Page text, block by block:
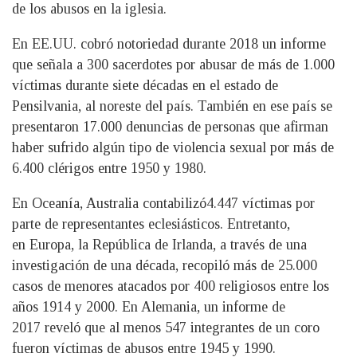
de los abusos en la iglesia.
En EE.UU. cobró notoriedad durante 2018 un informe
que señala a 300 sacerdotes por abusar de más de 1.000
víctimas durante siete décadas en el estado de
Pensilvania, al noreste del país. También en ese país se
presentaron 17.000 denuncias de personas que afirman
haber sufrido algún tipo de violencia sexual por más de
6.400 clérigos entre 1950 y 1980.
En Oceanía, Australia contabilizó4.447 víctimas por
parte de representantes eclesiásticos. Entretanto,
en Europa, la República de Irlanda, a través de una
investigación de una década, recopiló más de 25.000
casos de menores atacados por 400 religiosos entre los
años 1914 y 2000. En Alemania, un informe de
2017 reveló que al menos 547 integrantes de un coro
fueron víctimas de abusos entre 1945 y 1990.